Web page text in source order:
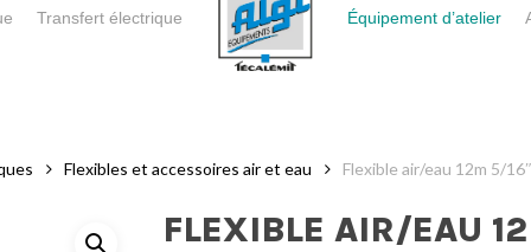
Transfert électrique Équipement d’atelier
Flexibles et accessoires air et eau Flexible air/eau 12m 5/16″
FLEXIBLE AIR/EAU